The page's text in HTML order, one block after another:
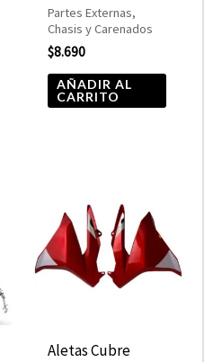
Partes Externas,
Chasis y Carenados
$8.690
AÑADIR AL
CARRITO
Aletas Cubre